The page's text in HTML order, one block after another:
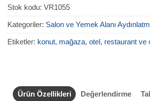
Stok kodu: VR1055
Kategoriler: Salon ve Yemek Alanı
Etiketler: konut, mağaza, otel, restaurant ve
Ürün Özellikleri Değerlendirme